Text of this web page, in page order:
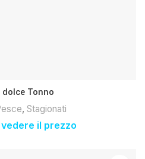
dolce Tonno
, Stagionati
il prezzo